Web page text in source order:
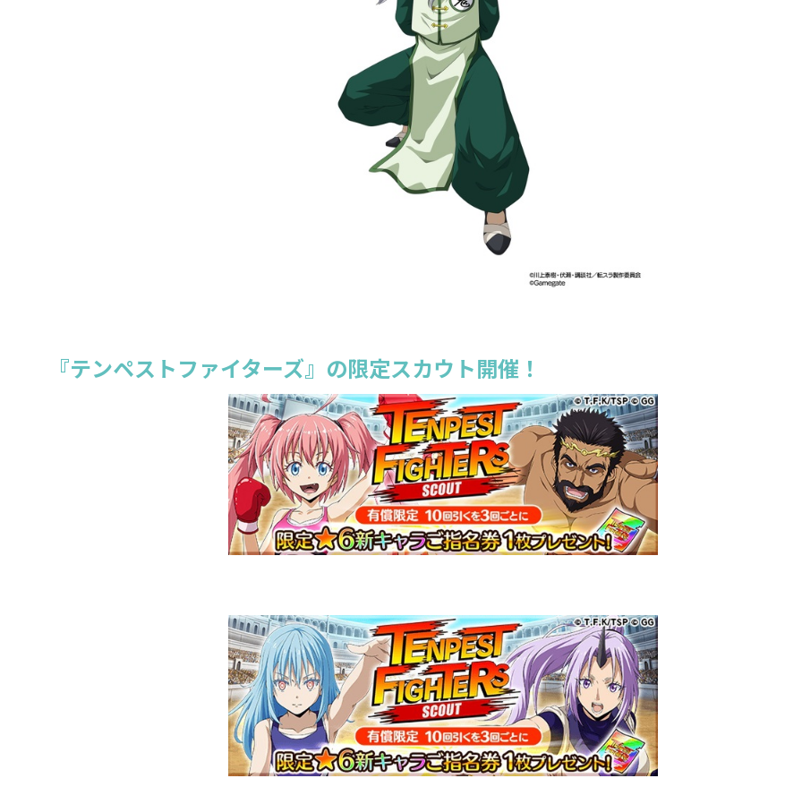
『テンペストファイターズ』の限定スカウト開催！